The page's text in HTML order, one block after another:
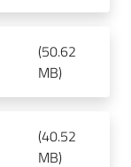
(50.62
MB)
(40.52
MB)